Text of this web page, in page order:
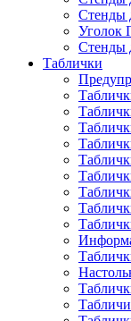
Стенды
Уголок
Стенды
Таблички